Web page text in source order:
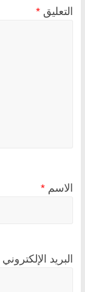
التعليق *
الاسم *
البريد الإلكتروني